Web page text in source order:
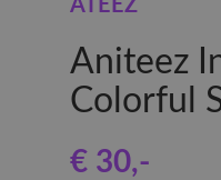
ATEEZ
Aniteez
Colorful
€ 30,-